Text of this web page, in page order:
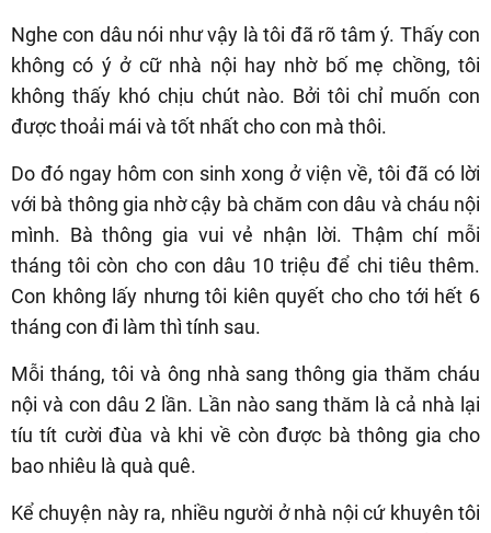
Nghe con dâu nói như vậy là tôi đã rõ tâm ý. Thấy con
không có ý ở cữ nhà nội hay nhờ bố mẹ chồng, tôi
không thấy khó chịu chút nào. Bởi tôi chỉ muốn con
được thoải mái và tốt nhất cho con mà thôi.
Do đó ngay hôm con sinh xong ở viện về, tôi đã có lời
với bà thông gia nhờ cậy bà chăm con dâu và cháu nội
mình. Bà thông gia vui vẻ nhận lời. Thậm chí mỗi
tháng tôi còn cho con dâu 10 triệu để chi tiêu thêm.
Con không lấy nhưng tôi kiên quyết cho cho tới hết 6
tháng con đi làm thì tính sau.
Mỗi tháng, tôi và ông nhà sang thông gia thăm cháu
nội và con dâu 2 lần. Lần nào sang thăm là cả nhà lại
tíu tít cười đùa và khi về còn được bà thông gia cho
bao nhiêu là quà quê.
Kể chuyện này ra, nhiều người ở nhà nội cứ khuyên tôi